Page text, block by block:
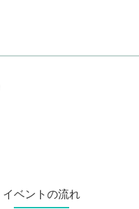
イベントの流れ